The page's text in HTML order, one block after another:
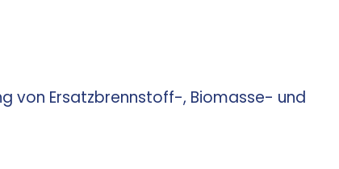
von Ersatzbrennstoff-, Biomasse- und